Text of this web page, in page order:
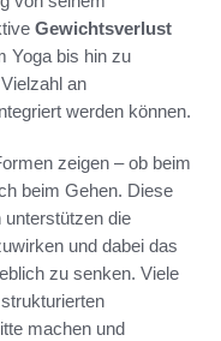
Gewichtsverlust
Yoga bis hin zu
an
werden können.
zeigen – ob beim
beim Gehen. Diese
unterstützen die
und dabei das
zu senken. Viele
machen und